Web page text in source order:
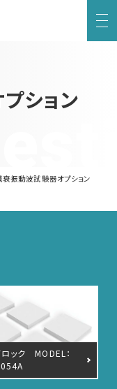
ション
衰振動波試験器オプション
ック MODEL：